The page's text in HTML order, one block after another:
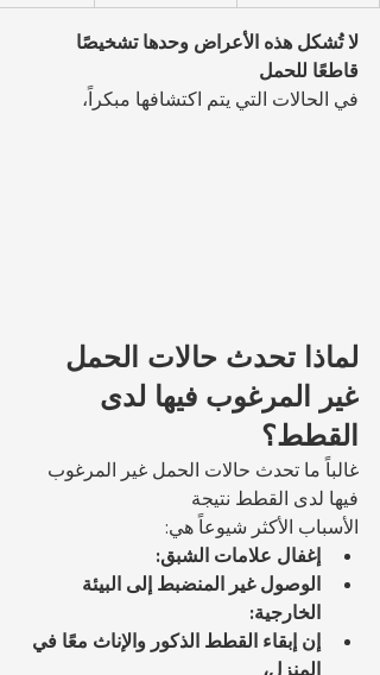
لا تُشكل هذه الأعراض وحدها تشخيصًا
قاطعًا للحمل
في الحالات التي يتم اكتشافها مبكراً،
لماذا تحدث حالات الحمل
غير المرغوب فيها لدى
القطط؟
غالباً ما تحدث حالات الحمل غير المرغوب
فيها لدى القطط نتيجة
الأسباب الأكثر شيوعاً هي:
إغفال علامات الشبق:
الوصول غير المنضبط إلى البيئة
الخارجية:
إن إبقاء القطط الذكور والإناث معًا في
المنزل،